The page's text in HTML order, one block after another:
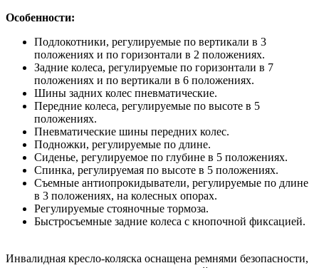
Особенности:
Подлокотники, регулируемые по вертикали в 3
положениях и по горизонтали в 2 положениях.
Задние колеса, регулируемые по горизонтали в 7
положениях и по вертикали в 6 положениях.
Шины задних колес пневматические.
Передние колеса, регулируемые по высоте в 5
положениях.
Пневматические шины передних колес.
Подножки, регулируемые по длине.
Сиденье, регулируемое по глубине в 5 положениях.
Спинка, регулируемая по высоте в 5 положениях.
Съемные антиопрокидыватели, регулируемые по длине
в 3 положениях, на колесных опорах.
Регулируемые стояночные тормоза.
Быстросъемные задние колеса с кнопочной фиксацией.
Инвалидная кресло-коляска оснащена ремнями безопасности,